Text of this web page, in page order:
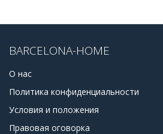
BARCELONA-HOME
О нас
Политика конфиденциальности
Условия и положения
Правовая оговорка